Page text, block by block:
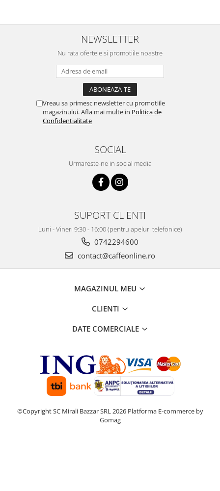
NEWSLETTER
Nu rata ofertele si promotiile noastre
Vreau sa primesc newsletter cu promotiile
magazinului. Afla mai multe in Politica de
Confidentialitate
SOCIAL
Urmareste-ne in social media
SUPORT CLIENTI
Luni - Vineri 9:30 - 16:00 (pentru apeluri telefonice)
0742294600
contact@caffeonline.ro
MAGAZINUL MEU
CLIENTI
DATE COMERCIALE
©Copyright SC Mirali Bazzar SRL 2026 Platforma E-commerce by
Gomag